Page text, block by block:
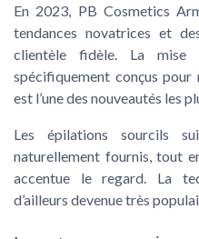
En 2023, PB Cosmetics
tendances novatrices et
clientèle fidèle. La
spécifiquement conçus
est l’une des nouveautés les
Les épilations sourcils
naturellement fournis, tout
accentue le regard. La
d’ailleurs devenue très